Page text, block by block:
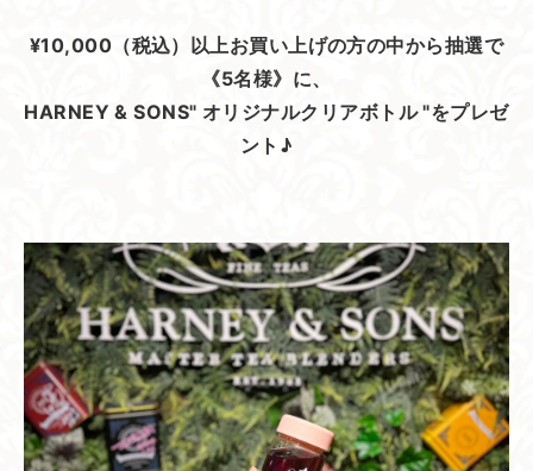
¥10,000（税込）以上お買い上げの方の中から抽選で
《5名様》に、
HARNEY & SONS" オリジナルクリアボトル "をプレゼ
ント♪